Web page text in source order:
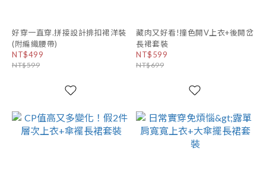
好穿一直穿.拼接設計排扣裙洋裝
(附編織腰帶)
NT$499
NT$599
藏肉又好看!撞色開V上衣+後開岔
長裙套裝
NT$599
NT$699